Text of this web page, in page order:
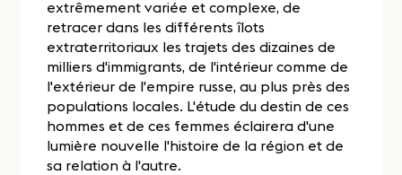
extrêmement variée et complexe, de
retracer dans les différents îlots
extraterritoriaux les trajets des dizaines de
milliers d'immigrants, de l'intérieur comme de
l'extérieur de l'empire russe, au plus près des
populations locales. L'étude du destin de ces
hommes et de ces femmes éclairera d'une
lumière nouvelle l'histoire de la région et de
sa relation à l'autre.